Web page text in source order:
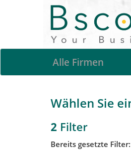
Alle Firmen
Wählen Sie
2 Filter
Bereits gesetzte Filter: